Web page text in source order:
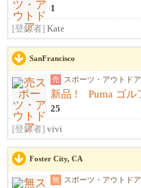
1
[登録者] Kate
SanFrancisco
売 スポーツ・アウトドア
25
[登録者] vivi
Foster City, CA
無 スポーツ・アウトドア